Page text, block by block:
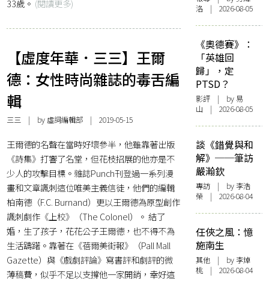
33歲。 (閱讀更多)
【虛度年華．三三】王爾
德：女性時尚雜誌的毒舌編
輯
三三 | by 虛詞編輯部 | 2019-05-15
王爾德的名聲在當時好壞參半，他雖靠著出版
《詩集》打響了名堂，但花枝招展的他亦是不
少人的攻擊目標。雜誌Punch刊登過一系列漫
畫和文章諷刺這位唯美主義信徒，他們的編輯
柏南德（F.C. Burnand）更以王爾德為原型創作
諷刺劇作《上校》（The Colonel）。 結了
婚，生了孩子，花花公子王爾德，也不得不為
生活躊躇。靠著在《蓓爾美街報》（Pall Mall
Gazette）與《戲劇評論》寫書評和劇評的微
薄稿費，似乎不足以支撐他一家開銷，幸好這
洛 | 2026-08-05
《奧德賽》：
「英雄回
歸」，定
PTSD？
影評 | by 易
山 | 2026-08-05
談《錯覺與和
解》──筆訪
嚴瀚欽
專訪 | by 李浩
榮 | 2026-08-04
任俠之風：憶
施南生
其他 | by 李焯
桃 | 2026-08-04